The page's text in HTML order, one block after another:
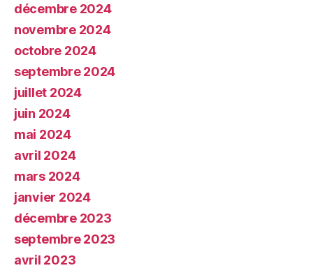
décembre 2024
novembre 2024
octobre 2024
septembre 2024
juillet 2024
juin 2024
mai 2024
avril 2024
mars 2024
janvier 2024
décembre 2023
septembre 2023
avril 2023